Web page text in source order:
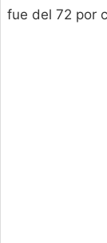
fue del 72 por